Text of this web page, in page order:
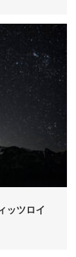
ッツロイ